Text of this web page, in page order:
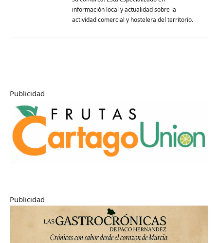
información local y actualidad sobre la
actividad comercial y hostelera del territorio.
Publicidad
Publicidad